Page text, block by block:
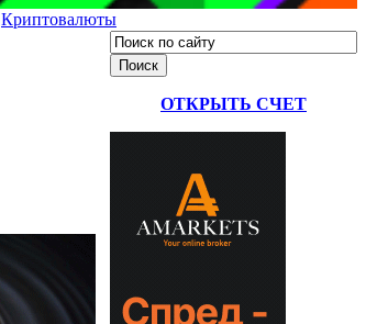
Криптовалюты
ОТКРЫТЬ СЧЕТ